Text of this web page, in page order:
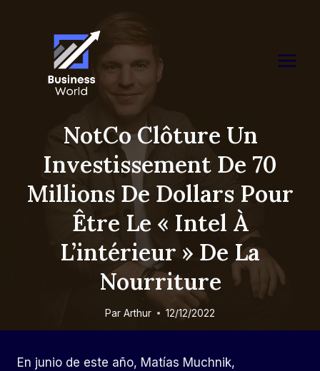
NotCo Clôture Un
Investissement De 70
Millions De Dollars Pour
Être Le « Intel À
L’intérieur » De La
Nourriture
Par Arthur 12/12/2022
En junio de este año, Matías Muchnik,